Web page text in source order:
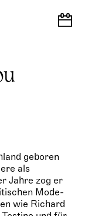
geboren
als
Jahre zog er
Mode-
wie Richard